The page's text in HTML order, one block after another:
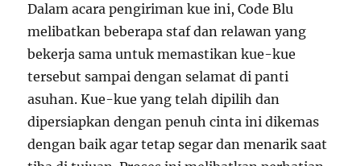
Dalam acara pengiriman kue ini, Code Blu
melibatkan beberapa staf dan relawan yang
bekerja sama untuk memastikan kue-kue
tersebut sampai dengan selamat di panti
asuhan. Kue-kue yang telah dipilih dan
dipersiapkan dengan penuh cinta ini dikemas
dengan baik agar tetap segar dan menarik saat